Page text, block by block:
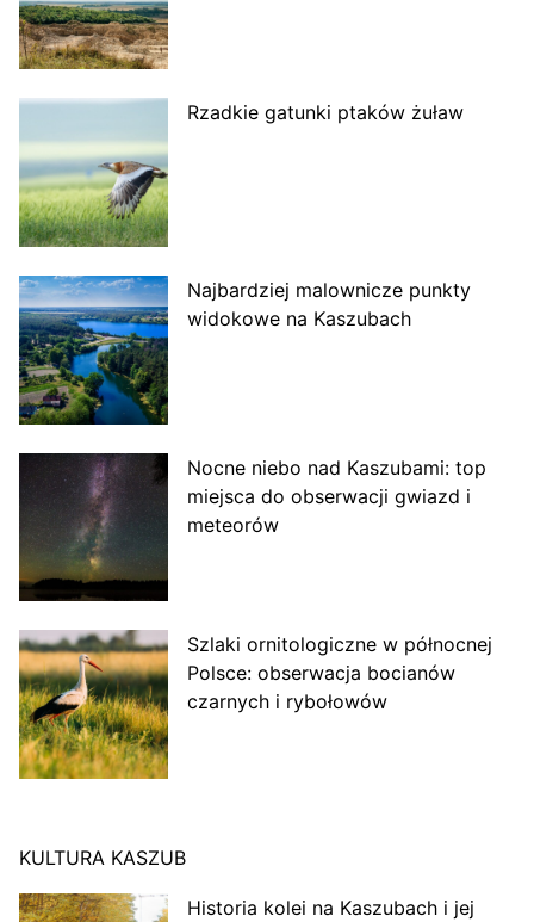
Rzadkie gatunki ptaków żuław
Najbardziej malownicze punkty
widokowe na Kaszubach
Nocne niebo nad Kaszubami: top
miejsca do obserwacji gwiazd i
meteorów
Szlaki ornitologiczne w północnej
Polsce: obserwacja bocianów
czarnych i rybołowów
KULTURA KASZUB
Historia kolei na Kaszubach i jej